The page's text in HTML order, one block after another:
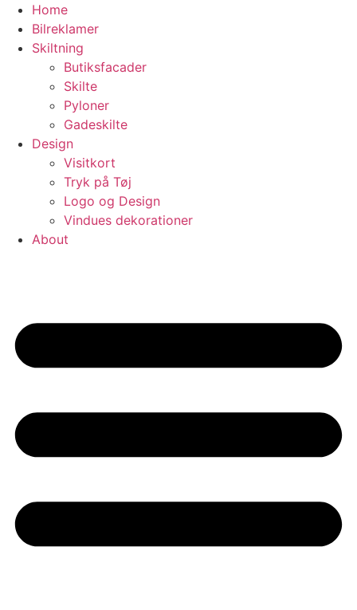
Videre
indhold
Home
Bilreklamer
Skiltning
Butiksfacader
Skilte
Pyloner
Gadeskilte
Design
Visitkort
Tryk på Tøj​
Logo og Design
Vindues dekorationer
About